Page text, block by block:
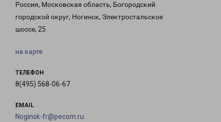
Россия, Московская область, Богородский
городской округ, Ногинск, Электростальское
шоссе, 25
на карте
ТЕЛЕФОН
8(495) 568-06-67
EMAIL
Noginsk-fr@pecom.ru